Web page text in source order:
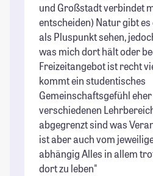
und Großstadt verbindet
entscheiden) Natur gibt
als Pluspunkt sehen,
was mich dort hält oder
Freizeitangebot ist recht
kommt ein studentisches
Gemeinschaftsgefühl
verschiedenen
abgegrenzt sind was
ist aber auch vom
abhängig Alles in allem
dort zu leben"